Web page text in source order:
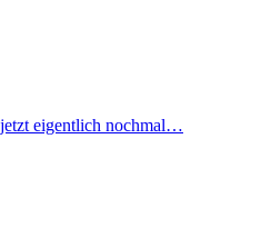
eigentlich nochmal…